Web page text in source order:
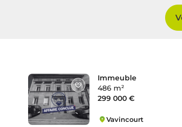
Immeuble
486 m²
299 000 €
Vavincourt